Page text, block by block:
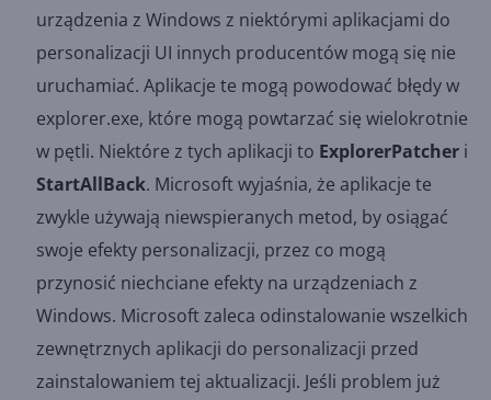
urządzenia z Windows z niektórymi aplikacjami do
personalizacji UI innych producentów mogą się nie
uruchamiać. Aplikacje te mogą powodować błędy w
explorer.exe, które mogą powtarzać się wielokrotnie
w pętli. Niektóre z tych aplikacji to ExplorerPatcher i
StartAllBack. Microsoft wyjaśnia, że aplikacje te
zwykle używają niewspieranych metod, by osiągać
swoje efekty personalizacji, przez co mogą
przynosić niechciane efekty na urządzeniach z
Windows. Microsoft zaleca odinstalowanie wszelkich
zewnętrznych aplikacji do personalizacji przed
zainstalowaniem tej aktualizacji. Jeśli problem już